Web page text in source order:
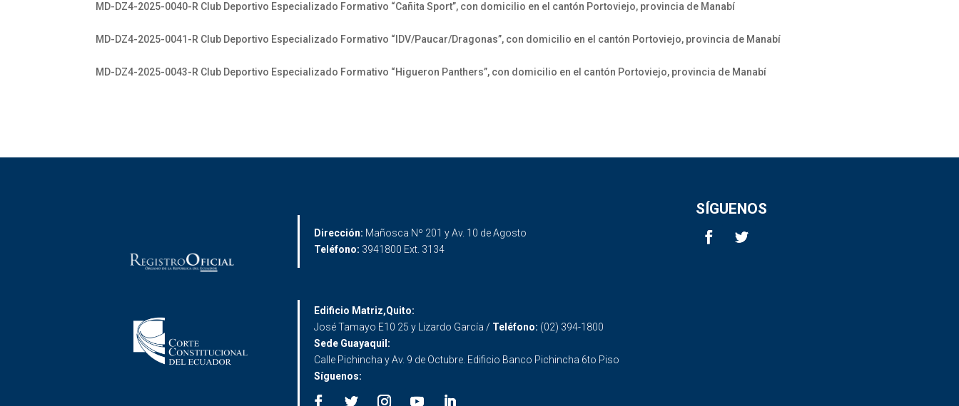
MD-DZ4-2025-0040-R Club Deportivo Especializado Formativo “Cañita Sport”, con domicilio en el cantón Portoviejo, provincia de Manabí
MD-DZ4-2025-0041-R Club Deportivo Especializado Formativo “IDV/Paucar/Dragonas”, con domicilio en el cantón Portoviejo, provincia de Manabí
MD-DZ4-2025-0043-R Club Deportivo Especializado Formativo “Higueron Panthers”, con domicilio en el cantón Portoviejo, provincia de Manabí
Dirección: Mañosca Nº 201 y Av. 10 de Agosto
Teléfono: 3941800 Ext. 3134
SÍGUENOS
Edificio Matriz,Quito:
José Tamayo E10 25 y Lizardo García / Teléfono: (02) 394-1800
Sede Guayaquil:
Calle Pichincha y Av. 9 de Octubre. Edificio Banco Pichincha 6to Piso
Síguenos: